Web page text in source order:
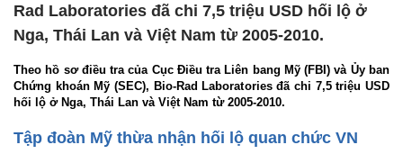
Rad Laboratories đã chi 7,5 triệu USD hối lộ ở
Nga, Thái Lan và Việt Nam từ 2005-2010.
Theo hồ sơ điều tra của Cục Điều tra Liên bang Mỹ (FBI) và Ủy ban
Chứng khoán Mỹ (SEC), Bio-Rad Laboratories đã chi 7,5 triệu USD
hối lộ ở Nga, Thái Lan và Việt Nam từ 2005-2010.
Tập đoàn Mỹ thừa nhận hối lộ quan chức VN